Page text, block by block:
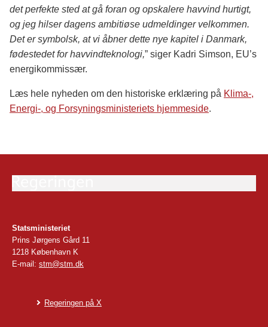
det perfekte sted at gå foran og opskalere havvind hurtigt,
og jeg hilser dagens ambitiøse udmeldinger velkommen.
Det er symbolsk, at vi åbner dette nye kapitel i Danmark,
fødestedet for havvindteknologi,” siger Kadri Simson, EU’s
energikommissær.
Læs hele nyheden om den historiske erklæring på Klima-,
Energi-, og Forsyningsministeriets hjemmeside.
Statsministeriet
Prins Jørgens Gård 11
1218 København K
E-mail: stm@stm.dk
Regeringen på X